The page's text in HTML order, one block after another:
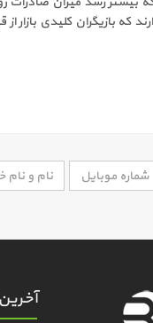
دارند که بازیگران کلیدی